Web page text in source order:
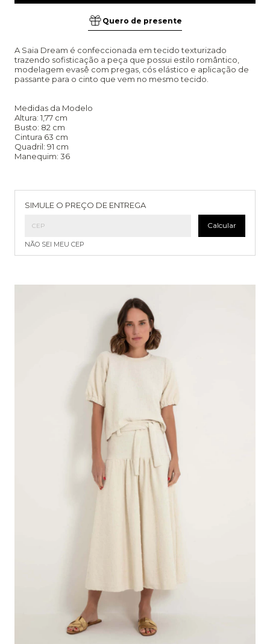
Quero de presente
A Saia Dream é confeccionada em tecido texturizado
trazendo sofisticação a peça que possui estilo romântico,
modelagem evasê com pregas, cós elástico e aplicação de
passante para o cinto que vem no mesmo tecido.
Medidas da Modelo
Altura: 1,77 cm
Busto: 82 cm
Cintura 63 cm
Quadril: 91 cm
Manequim: 36
SIMULE O PREÇO DE ENTREGA
Calcular
NÃO SEI MEU CEP